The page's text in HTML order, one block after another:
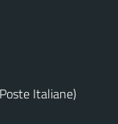
Italiane)